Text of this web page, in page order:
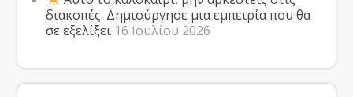
διακοπές. Δημιούργησε μια εμπειρία που θα
σε εξελίξει 16 Ιουλίου 2026